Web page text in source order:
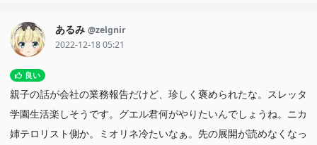
あるみ @zelgnir
2022-12-18 05:21
良い
親子の話が会社の業務報告だけど、珍しく褒められたな。スレッタ
学園生活楽しそうです。グエル君何がやりたいんでしょうね。ニカ
姉テロリスト側か。ミオリネ冷たいなぁ。先の展開が読めなくなっ